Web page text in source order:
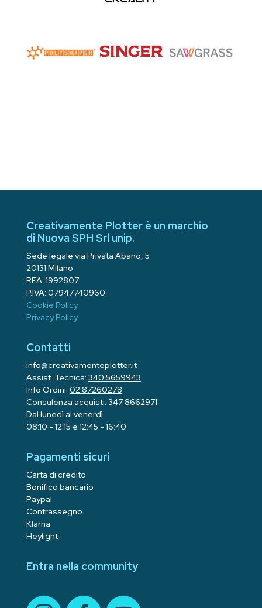
Creativamente Plotter è un marchio
di Nuova SPH Srl unip.
Sede legale via Privata Abano, 5
20131 Milano
REA: 1992807
P.IVA: 07947740960
Cookie Policy
Privacy Policy
Contatti
info@creativamenteplotter.it
Assist. Tecnica: 340 5659943
Info Ordini: 02 87260278
Consulenza acquisti: 347 8662971
Dal lunedì al venerdì
08:10 - 12:15 e 12:45 - 16:40
Pagamenti sicuri
Carta di credito
Bonifico bancario
Paypal
Contrassegno
Klarna
Heylight
Entra nella community